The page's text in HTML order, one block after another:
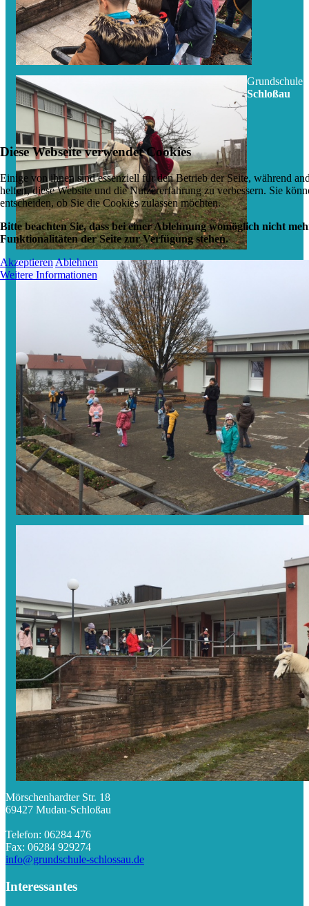
Grundschule
Schloßau
Mörschenhardter Str. 18
69427 Mudau-Schloßau
Telefon: 06284 476
Fax: 06284 929274
info@grundschule-schlossau.de
Interessantes
Diese Webseite verwendet Cookies
Einige von ihnen sind essenziell für den Betrieb der Seite, während
helfen, diese Website und die Nutzererfahrung zu verbessern. Sie
entscheiden, ob Sie die Cookies zulassen möchten.
Bitte beachten Sie, dass bei einer Ablehnung womöglich nicht
Funktionalitäten der Seite zur Verfügung stehen.
AkzeptierenAblehnen
Weitere Informationen